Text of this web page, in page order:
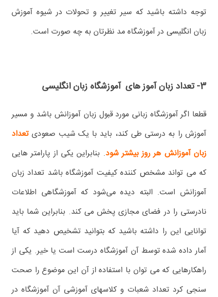
توجه داشته باشید که سیر تغییر و تحولات در شیوه آموزش
زبان انگلیسی در آموزشگاه مد نظرتان به چه صورت است.
3- تعداد زبان آموز های آموزشگاه زبان انگلیسی
قطعا اگر آموزشگاه زبانی مورد قبول زبان آموزانش باشد و مسیر
آموزش را به درستی طی کند، باید با یک شیب صعودی تعداد
زبان آموزانش هر روز بیشتر شود. بنابراین یکی از پارامتر هایی
که می تواند مشخص کننده کیفیت آموزشگاه باشد تعداد زبان
آموزانش است. البته دیده می‌شود که آموزشگاهی اطلاعات
نادرستی را در فضای مجازی پخش می کند. بنابراین شما باید
توانایی این را داشته باشید که بتوانید تشخیص دهید که آیا
آمار داده شده توسط آن آموزشگاه درست است یا خیر. یکی از
راهکارهایی که می توان با استفاده از آن این موضوع را صحت
سنجی کرد تعداد شعبات و کلاسهای آموزشی آن آموزشگاه در